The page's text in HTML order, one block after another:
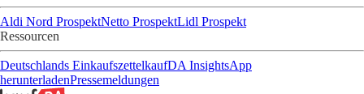
Aldi Nord ProspektNetto ProspektLidl Prospekt
Ressourcen
Deutschlands EinkaufszettelkaufDA InsightsApp
herunterladenPressemeldungen